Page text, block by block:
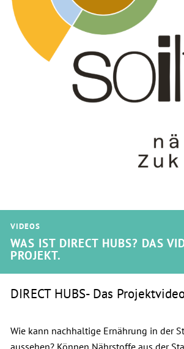
VIDEOS
WAS IST DIRECT HUBS? DAS
PROJEKT.
DIRECT HUBS- Das
Wie kann nachhaltige Ernährung in der